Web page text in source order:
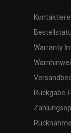
Warranty
Rückgabe-